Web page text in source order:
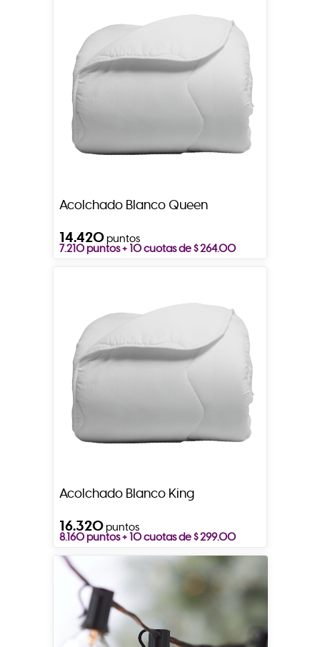
Acolchado Blanco Queen
14.420puntos
7.210 puntos + 10 cuotas de $ 264.00
Acolchado Blanco King
16.320puntos
8.160 puntos + 10 cuotas de $ 299.00